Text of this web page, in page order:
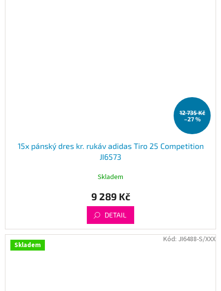
12 735 Kč
–27 %
15x pánský dres kr. rukáv adidas Tiro 25 Competition
JI6573
Skladem
9 289 Kč
DETAIL
Skladem
Kód: JI6488-S/XXX